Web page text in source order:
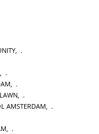
,
,
LAWN,
AMSTERDAM,
,